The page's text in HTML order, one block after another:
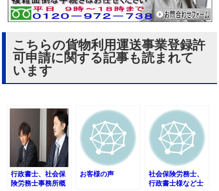
こちらの貨物利用運送事業登録許
可申請に関する記事も読まれて
います
行政書士、社会保
険労務士事務所概
お客様の声
社会保険労務士、
行政書士様など士